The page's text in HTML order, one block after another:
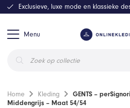
Menu
zoeken
Exclusieve, luxe mode en klassieke
Home Kleding
GENTS –
Middengrijs – Maat 54/54